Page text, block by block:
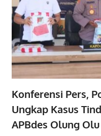
Konferensi Pers,
Ungkap Kasus
APBdes Olung Olu